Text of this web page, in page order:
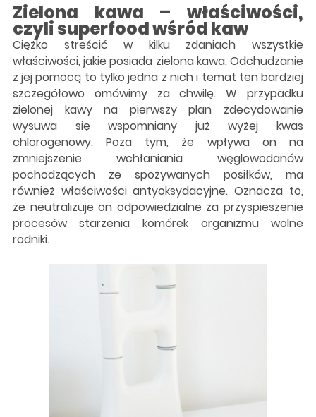
Zielona kawa – właściwości,
czyli superfood wśród kaw
Ciężko streścić w kilku zdaniach wszystkie
właściwości, jakie posiada zielona kawa. Odchudzanie
z jej pomocą to tylko jedna z nich i temat ten bardziej
szczegółowo omówimy za chwilę. W przypadku
zielonej kawy na pierwszy plan zdecydowanie
wysuwa się wspomniany już wyżej kwas
chlorogenowy. Poza tym, że wpływa on na
zmniejszenie wchłaniania węglowodanów
pochodzących ze spożywanych posiłków, ma
również właściwości antyoksydacyjne. Oznacza to,
że neutralizuje on odpowiedzialne za przyspieszenie
procesów starzenia komórek organizmu wolne
rodniki.